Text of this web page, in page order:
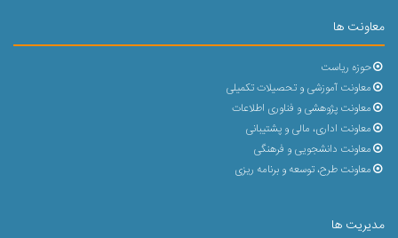
معاونت ها
حوزه ریاست
معاونت آموزشی و تحصیلات تکمیلی
معاونت پژوهشی و فناوری اطلاعات
معاونت اداری، مالی و پشتیبانی
معاونت دانشجویی و فرهنگی
معاونت طرح، توسعه و برنامه ریزی
مدیریت ها